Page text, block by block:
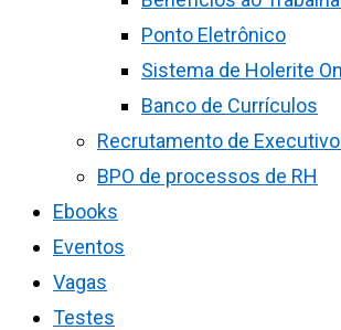
Ponto Eletrônico
Sistema de Holerite
Banco de Currículos
Recrutamento de
BPO de processos de RH
Ebooks
Eventos
Vagas
Testes